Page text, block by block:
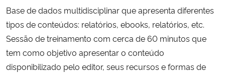
Controladoria-Geral da União
Ministério da Mulher, da Família e dos Direitos Humanos
Secretaria-Geral
Base de dados multidisciplinar que apresenta diferentes
tipos de conteúdos: relatórios, ebooks, relatórios, etc.
Sessão de treinamento com cerca de 60 minutos que
tem como objetivo apresentar o conteúdo
disponibilizado pelo editor, seus recursos e formas de